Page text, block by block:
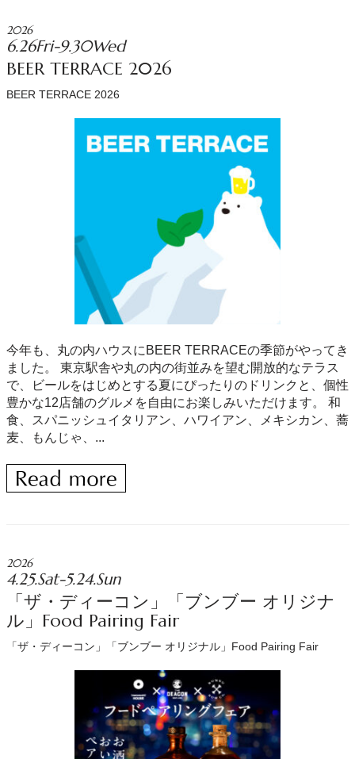
2026
6.26Fri-9.30Wed
BEER TERRACE 2026
BEER TERRACE 2026
今年も、丸の内ハウスにBEER TERRACEの季節がやってき
ました。 東京駅舎や丸の内の街並みを望む開放的なテラス
で、ビールをはじめとする夏にぴったりのドリンクと、個性
豊かな12店舗のグルメを自由にお楽しみいただけます。 和
食、スパニッシュイタリアン、ハワイアン、メキシカン、蕎
麦、もんじゃ、...
2026
4.25.Sat-5.24.Sun
「ザ・ディーコン」「ブンブー オリジナ
ル」Food Pairing Fair
「ザ・ディーコン」「ブンブー オリジナル」Food Pairing Fair